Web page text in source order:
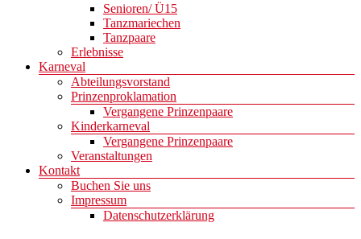
Senioren/ Ü15
Tanzmariechen
Tanzpaare
Erlebnisse
Karneval
Abteilungsvorstand
Prinzenproklamation
Vergangene Prinzenpaare
Kinderkarneval
Vergangene Prinzenpaare
Veranstaltungen
Kontakt
Buchen Sie uns
Impressum
Datenschutzerklärung